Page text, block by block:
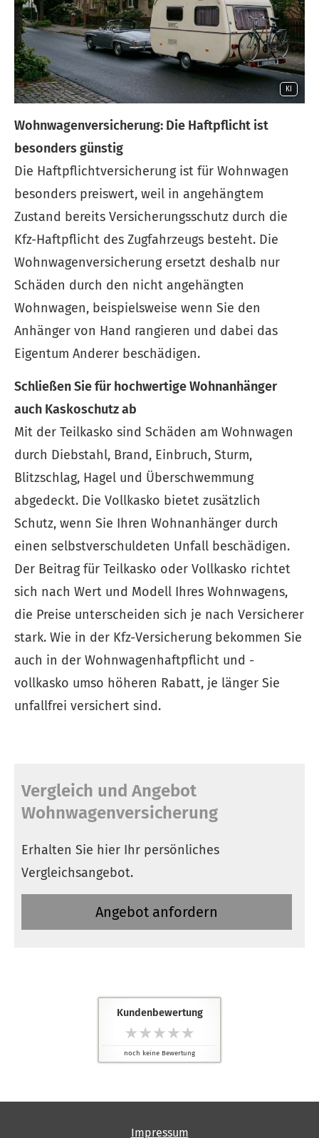
KI
Wohnwagenversicherung: Die Haft­pflicht ist
besonders günstig
Die Haft­pflichtversicherung ist für Wohnwagen
besonders preiswert, weil in angehängtem
Zustand bereits Versicherungsschutz durch die
Kfz-Haft­pflicht des Zugfahrzeugs besteht. Die
Wohnwagenversicherung ersetzt deshalb nur
Schäden durch den nicht angehängten
Wohnwagen, beispielsweise wenn Sie den
Anhänger von Hand rangieren und dabei das
Eigentum Anderer beschädigen.
Schließen Sie für hochwertige Wohnanhänger
auch Kaskoschutz ab
Mit der Teilkasko sind Schäden am Wohnwagen
durch Diebstahl, Brand, Einbruch, Sturm,
Blitzschlag, Hagel und Überschwemmung
abgedeckt. Die Vollkasko bietet zusätzlich
Schutz, wenn Sie Ihren Wohnanhänger durch
einen selbstverschuldeten Unfall beschädigen.
Der Beitrag für Teilkasko oder Vollkasko richtet
sich nach Wert und Modell Ihres Wohnwagens,
die Preise unterscheiden sich je nach Versicherer
stark. Wie in der Kfz-Versicherung bekommen Sie
auch in der Wohnwagenhaftpflicht und -
vollkasko umso höheren Rabatt, je länger Sie
unfallfrei versichert sind.
Vergleich und Angebot
Wohnwagenversicherung
Erhalten Sie hier Ihr persönliches
Vergleichsangebot.
An­ge­bot an­for­dern
Kundenbewertung
noch keine Bewertung
Impressum